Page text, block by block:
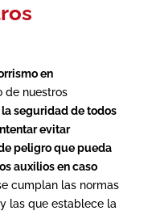
en
de nuestros
seguridad de todos
evitar
peligro que pueda
auxilios en caso
cumplan las normas
las que establece la